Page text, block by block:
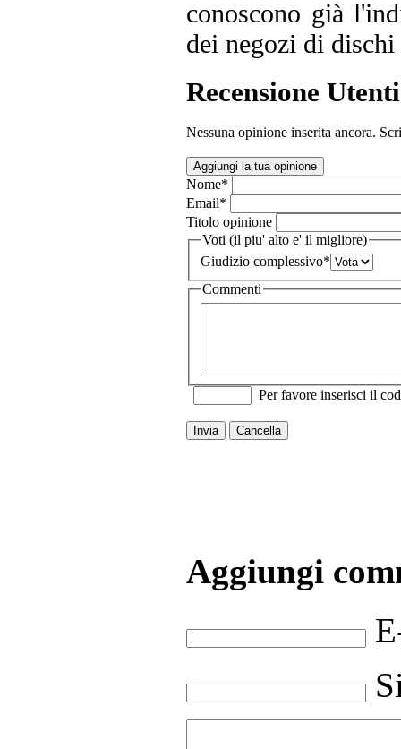
conoscono già
dei negozi di
Recensione Utenti
Nessuna opinione inserita ancora.
Aggiungi la tua opinione
Nome*
Email*
Titolo opinione
Voti (il piu' alto e' il migliore)
Giudizio complessivo*
Commenti
Per favore inserisci il
Invia Cancella
Aggiungi